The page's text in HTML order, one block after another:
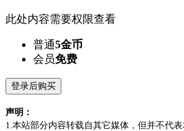
此处内容需要权限查看
普通5金币
会员免费
登录后购买
声明：
1.本站部分内容转载自其它媒体，但并不代